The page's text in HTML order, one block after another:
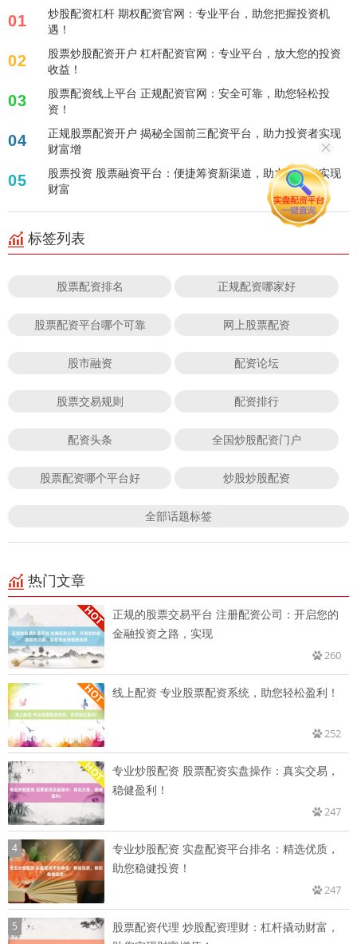
01
炒股配资杠杆 期权配资官网：专业平台，助您把握投资机
遇！
02
股票炒股配资开户 杠杆配资官网：专业平台，放大您的投资
收益！
03
股票配资线上平台 正规配资官网：安全可靠，助您轻松投
资！
04
正规股票配资开户 揭秘全国前三配资平台，助力投资者实现
财富增
05
股票投资 股票融资平台：便捷筹资新渠道，助力投资者实现
财富
标签列表
股票配资排名 正规配资哪家好
股票配资平台哪个可靠 网上股票配资
股市融资 配资论坛
股票交易规则 配资排行
配资头条 全国炒股配资门户
股票配资哪个平台好 炒股炒股配资
全部话题标签
热门文章
正规的股票交易平台 注册配资公司：开启您的
金融投资之路，实现
260
线上配资 专业股票配资系统，助您轻松盈利！
252
专业炒股配资 股票配资实盘操作：真实交易，
稳健盈利！
247
4
专业炒股配资 实盘配资平台排名：精选优质，
助您稳健投资！
247
5
股票配资代理 炒股配资理财：杠杆撬动财富，